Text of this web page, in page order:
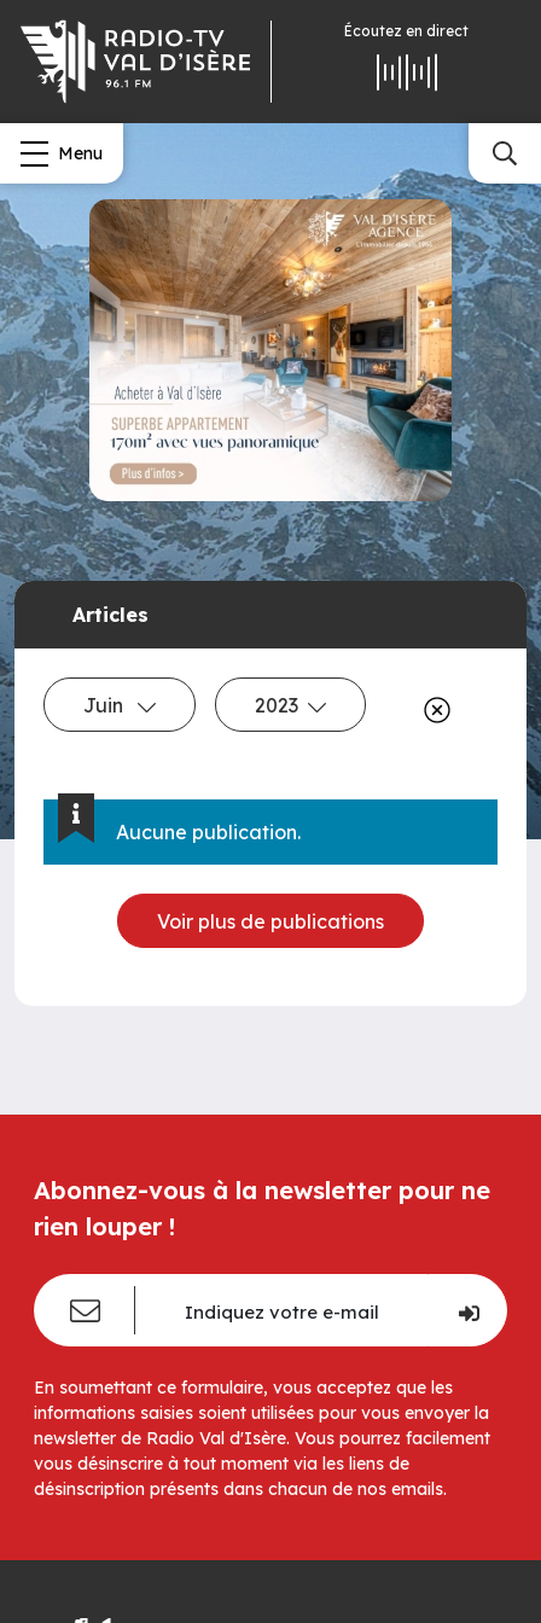
Écoutez en direct
Menu
Articles
Juin 2023
Aucune publication.
Voir plus de publications
Abonnez-vous à la newsletter pour ne
rien louper !
En soumettant ce formulaire, vous acceptez que les
informations saisies soient utilisées pour vous envoyer la
newsletter de Radio Val d'Isère. Vous pourrez facilement
vous désinscrire à tout moment via les liens de
désinscription présents dans chacun de nos emails.